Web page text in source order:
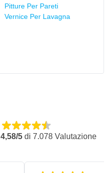
Pitture Per Pareti
Vernice Per Lavagna
4,58/5 di 7.078 Valutazione